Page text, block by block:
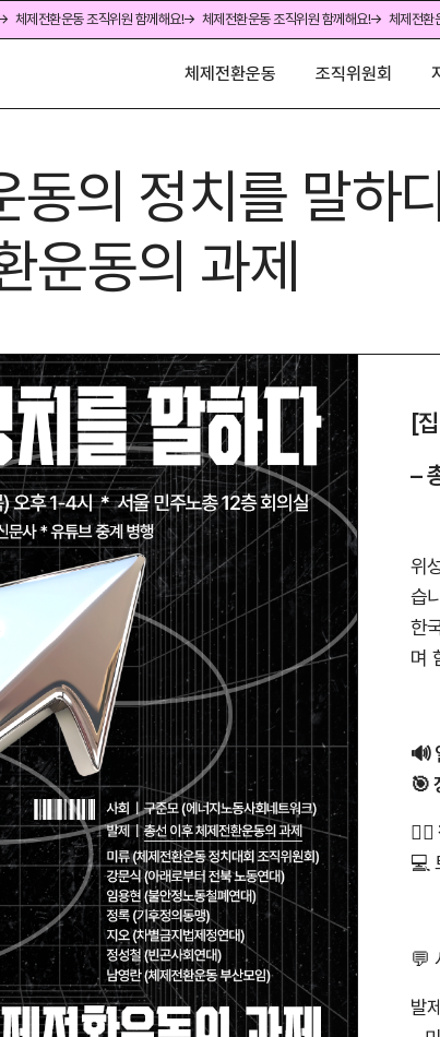
체제전환운동 조직위원 함께해요!→ 체제전환운동 조직위원 함께해요!→ 체제전환
체제전환운동 조직위원회
동의 정치를 말하
운동의 과제
[
–
위
습
한
며
🔊
🎯
💻
💬
발